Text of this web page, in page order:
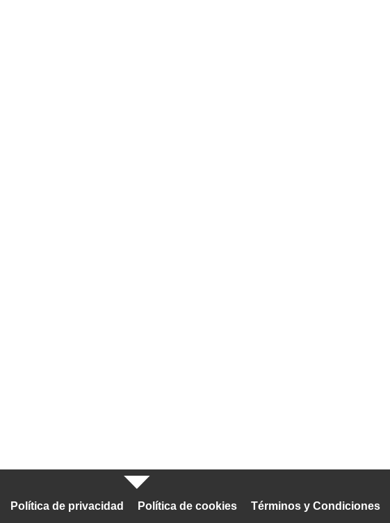
Política de privacidad Política de cookies Términos y Condiciones